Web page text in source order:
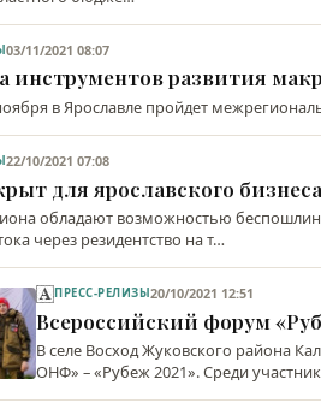
03/11/2021 08:07
инструментов развития
в Ярославле пройдет
22/10/2021 07:08
для ярославского
обладают возможностью
через резидентство на т…
ПРЕСС-РЕЛИЗЫ20/10/2021 12:51
Всероссийский форум
В селе Восход Жуковского района
ОНФ» – «Рубеж 2021». Среди